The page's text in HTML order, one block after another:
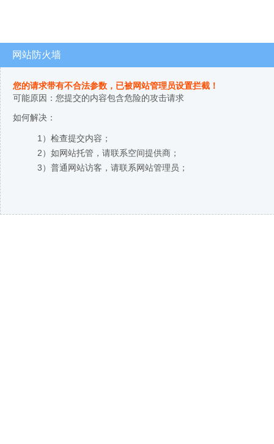
网站防火墙
您的请求带有不合法参数，已被网站管理员设置拦截！
可能原因：您提交的内容包含危险的攻击请求
如何解决：
1）检查提交内容；
2）如网站托管，请联系空间提供商；
3）普通网站访客，请联系网站管理员；